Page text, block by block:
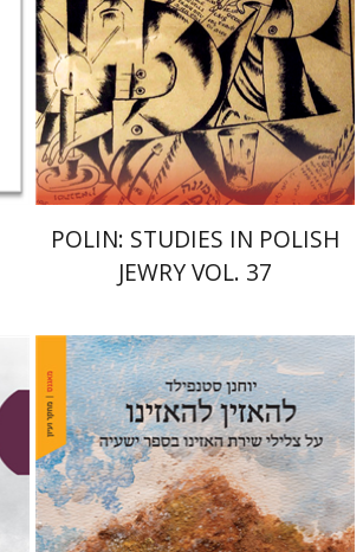
הנחת אתר ספר מודפס
$135
$122
POLIN: STUDIES IN POLISH
JEWRY VOL. 37
יוחנן סטנפילד